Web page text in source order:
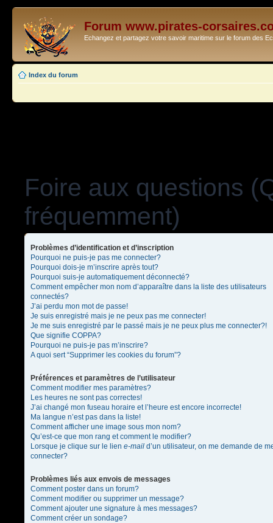
Forum www.pirates-
Echangez et partagez votre savoir maritime sur le forum des
Index du forum
Foire aux questions
fréquemment)
Problèmes d’identification et d’inscription
Pourquoi ne puis-je pas me connecter?
Pourquoi dois-je m’inscrire après tout?
Pourquoi suis-je automatiquement déconnecté?
Comment empêcher mon nom d’apparaître dans la liste des utilisateurs
connectés?
J’ai perdu mon mot de passe!
Je suis enregistré mais je ne peux pas me connecter!
Je me suis enregistré par le passé mais je ne peux plus me connecter?!
Que signifie COPPA?
Pourquoi ne puis-je pas m’inscrire?
A quoi sert “Supprimer les cookies du forum”?
Préférences et paramètres de l’utilisateur
Comment modifier mes paramètres?
Les heures ne sont pas correctes!
J’ai changé mon fuseau horaire et l’heure est encore incorrecte!
Ma langue n’est pas dans la liste!
Comment afficher une image sous mon nom?
Qu’est-ce que mon rang et comment le modifier?
Lorsque je clique sur le lien e-mail d’un utilisateur, on me demande de
connecter?
Problèmes liés aux envois de messages
Comment poster dans un forum?
Comment modifier ou supprimer un message?
Comment ajouter une signature à mes messages?
Comment créer un sondage?